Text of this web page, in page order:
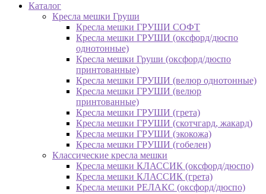
Каталог
Кресла мешки Груши
Кресла мешки ГРУШИ СОФТ
Кресла мешки ГРУШИ (оксфорд/дюспо
однотонные)
Кресла мешки Груши (оксфорд/дюспо
принтованные)
Кресла мешки ГРУШИ (велюр однотонные)
Кресла мешки ГРУШИ (велюр
принтованные)
Кресла мешки ГРУШИ (грета)
Кресла мешки ГРУШИ (скотчгард, жакард)
Кресла мешки ГРУШИ (экокожа)
Кресла мешки ГРУШИ (гобелен)
Классические кресла мешки
Кресла мешки КЛАССИК (оксфорд/дюспо)
Кресла мешки КЛАССИК (грета)
Креслa мешки РЕЛАКС (оксфорд/дюспо)